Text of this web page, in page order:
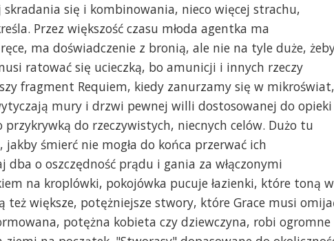
się i kombinowania, nieco więcej strachu,
Przez większość czasu młoda agentka ma
ma doświadczenie z bronią, ale nie na tyle duże,
ratować się ucieczką, bo amunicji i innych rzeczy
fragment Requiem, kiedy zanurzamy się w mikroświat,
mury i drzwi pewnej willi dostosowanej do opieki
do rzeczywistych, niecnych celów. Dużo tu
śmierć nie mogła do końca przerwać ich
dba o oszczędność prądu i gania za włączonymi
na kroplówki, pokojówka pucuje łazienki, które toną
też większe, potężniejsze stwory, które Grace musi
potężna kobieta czy dziewczyna, robi ogromne